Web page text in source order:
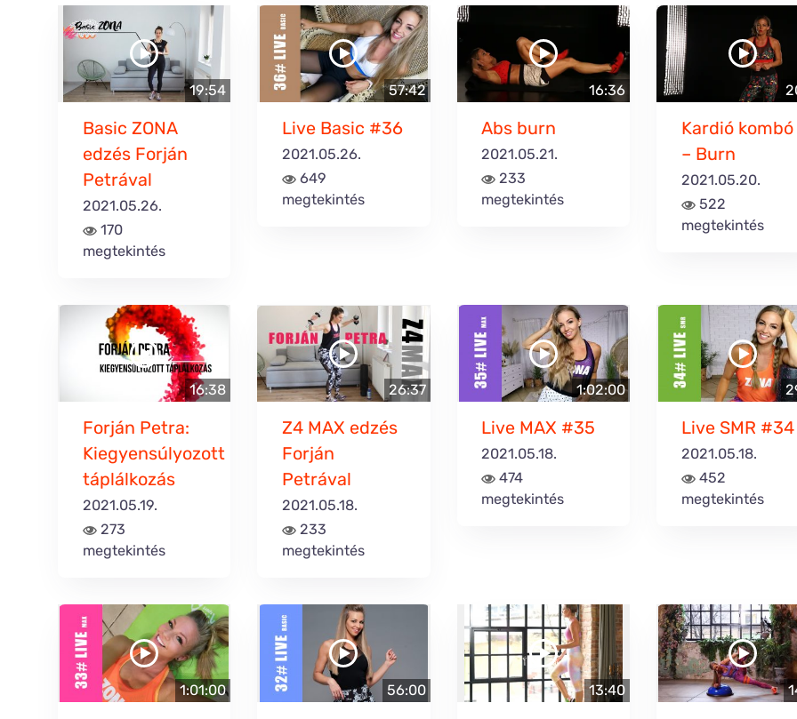
19:54
Basic ZONA
edzés Forján
Petrával
2021.05.26.
170
megtekintés
57:42
Live Basic #36
2021.05.26.
649
megtekintés
16:36
Abs burn
2021.05.21.
233
megtekintés
Kardió kombó
– Burn
2021.05.20.
522
megtekintés
16:38
Forján Petra:
Kiegyensúlyozott
táplálkozás
2021.05.19.
273
megtekintés
26:37
Z4 MAX edzés
Forján
Petrával
2021.05.18.
233
megtekintés
1:02:00
Live MAX #35
2021.05.18.
474
megtekintés
Live SMR #34
2021.05.18.
452
megtekintés
1:01:00 56:00 13:40